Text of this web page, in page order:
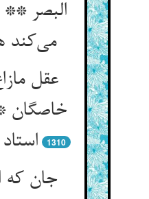
البصر
می‌کند
عقل
خاصگان
1310
جان که